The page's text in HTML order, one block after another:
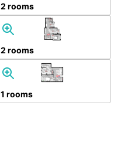
2 rooms
2 rooms
1 rooms